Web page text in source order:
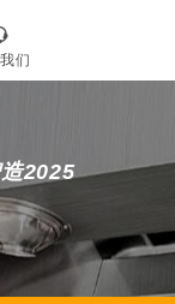
案
们
2025